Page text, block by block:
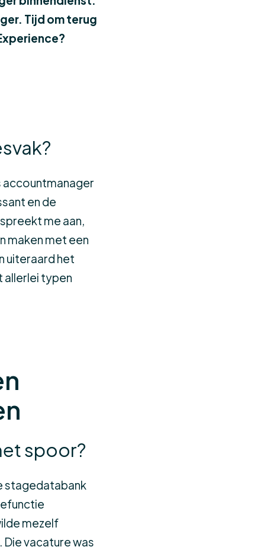
Tijd om terug
accountmanager
en de
me aan,
maken met een
uiteraard het
allerlei typen
spoor?
stagedatabank
mezelf
vacature was